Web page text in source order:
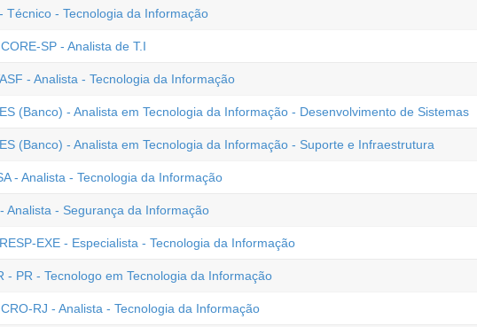
Técnico - Tecnologia da Informação
SP - Analista de T.I
- Analista - Tecnologia da Informação
(Banco) - Analista em Tecnologia da Informação - Desenvolvimento de Sistemas
(Banco) - Analista em Tecnologia da Informação - Suporte e Infraestrutura
- Analista - Tecnologia da Informação
Analista - Segurança da Informação
EXE - Especialista - Tecnologia da Informação
- PR - Tecnologo em Tecnologia da Informação
RJ - Analista - Tecnologia da Informação